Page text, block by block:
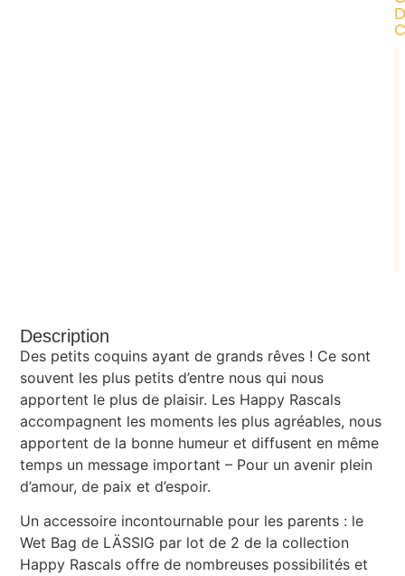
Description
Des petits coquins ayant de grands rêves ! Ce sont
souvent les plus petits d’entre nous qui nous
apportent le plus de plaisir. Les Happy Rascals
accompagnent les moments les plus agréables, nous
apportent de la bonne humeur et diffusent en même
temps un message important – Pour un avenir plein
d’amour, de paix et d’espoir.
Un accessoire incontournable pour les parents : le
Wet Bag de LÄSSIG par lot de 2 de la collection
Happy Rascals offre de nombreuses possibilités et